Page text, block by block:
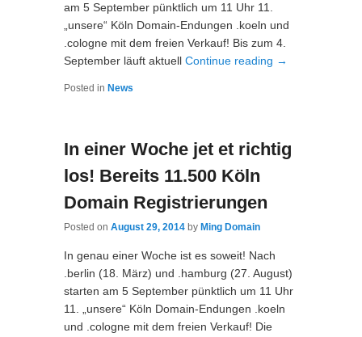
am 5 September pünktlich um 11 Uhr 11.
„unsere“ Köln Domain-Endungen .koeln und
.cologne mit dem freien Verkauf! Bis zum 4.
September läuft aktuell Continue reading →
Posted in News
In einer Woche jet et richtig
los! Bereits 11.500 Köln
Domain Registrierungen
Posted on August 29, 2014 by Ming Domain
In genau einer Woche ist es soweit! Nach
.berlin (18. März) und .hamburg (27. August)
starten am 5 September pünktlich um 11 Uhr
11. „unsere“ Köln Domain-Endungen .koeln
und .cologne mit dem freien Verkauf! Die